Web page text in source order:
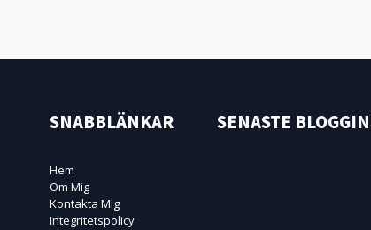
SNABBLÄNKAR
Hem
Om Mig
Kontakta Mig
Integritetspolicy
SENASTE